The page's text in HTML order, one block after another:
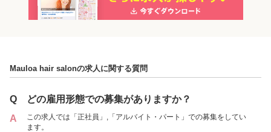
「正社員」を募集している店舗
Mauloa hair salonの求人に関する質問
Q
どの雇用形態での募集がありますか？
A
この求人では「正社員」,「アルバイト・パート」での募集をしてい
ます。